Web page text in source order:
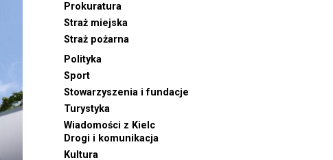
Prokuratura
Straż miejska
Straż pożarna
Polityka
Sport
Stowarzyszenia i fundacje
Turystyka
Wiadomości z Kielc
Drogi i komunikacja
Kultura